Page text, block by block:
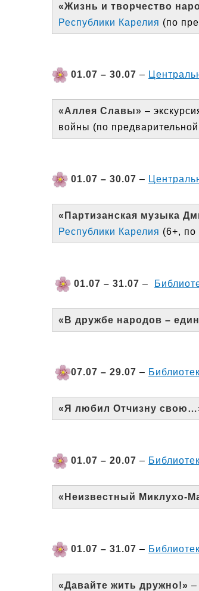
«Жизнь и творчество
Республики Карелия (по
01.07 – 30.07 –
«Аллея Славы» –
войны (по предварительной
01.07 – 30.07 –
«Партизанская музыка
Республики Карелия (6+, по
01.07 – 31.07 –
«В дружбе народов –
07.07 – 29.07 –
«Я любил Отчизну
01.07 – 20.07 –
«Неизвестный Миклухо-
01.07 – 31.07 –
«Давайте жить дружно!» –